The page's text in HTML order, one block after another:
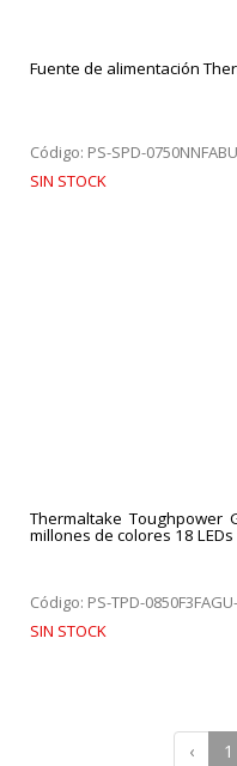
Fuente de alimentación
Código: PS-SPD-
SIN STOCK
Thermaltake Toughpower
millones de colores 18 LEDs
Código: PS-TPD-
SIN STOCK
‹ 1